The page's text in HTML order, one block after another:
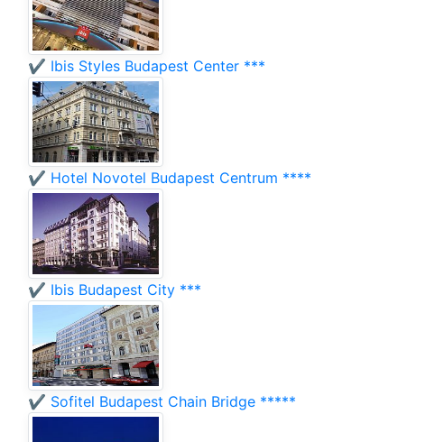
✔️ Ibis Styles Budapest Center ***
✔️ Hotel Novotel Budapest Centrum ****
✔️ Ibis Budapest City ***
✔️ Sofitel Budapest Chain Bridge *****